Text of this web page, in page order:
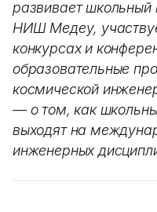
развивает школьный
НИШ Медеу,
конкурсах и
образовательные
космической
— о том, как
выходят на
инженерных